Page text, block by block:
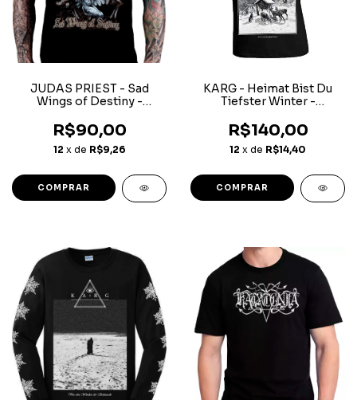
JUDAS PRIEST - Sad
Wings of Destiny -
R$90,00
12 x de R$9,26
COMPRAR
KARG - Heimat Bist Du
Tiefster Winter -
R$140,00
12 x de R$14,40
COMPRAR